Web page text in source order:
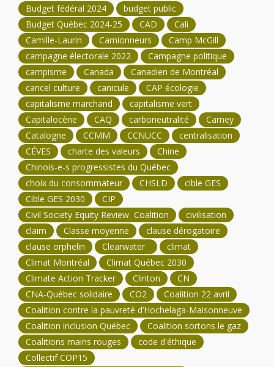
Budget fédéral 2024
budget public
Budget Québec 2024-25
CAD
Cali
Camille-Laurin
Camionneurs
Camp McGill
campagne électorale 2022
Campagne politique
campisme
Canada
Canadien de Montréal
cancel culture
canicule
CAP écologie
capitalisme marchand
capitalisme vert
Capitalocène
CAQ carboneutralité
Carney
Catalogne
CCMM CCNUCC
centralisation
CÉVES
charte des valeurs
Chine
Chinois-e-s progressistes du Québec
choix du consommateur
CHSLD
cible GES
Cible GES 2030
CIP
Civil Society Equity Review Coalition
civilisation
claim
Classe moyenne
clause dérogatoire
clause orphelin
Clearwater
climat
Climat Montréal
Climat Québec 2030
Climate Action Tracker
Clinton
CN
CNA-Québec solidaire
CO2
Coalition 22 avril
Coalition contre la pauvreté d’Hochelaga-Maisonneuve
Coalition inclusion Québec
Coalition sortons le gaz
Coalitions mains rouges
code d'éthique
Collectif COP15